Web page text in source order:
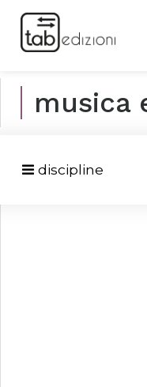
musica
discipline